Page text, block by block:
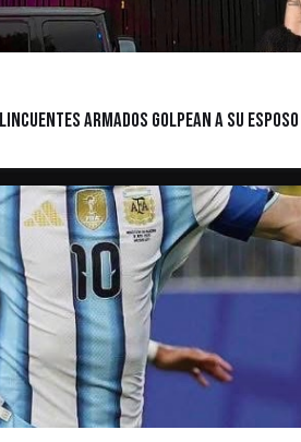
armados golpean a su